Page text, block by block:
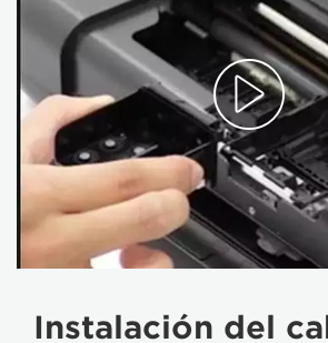
Instalación del